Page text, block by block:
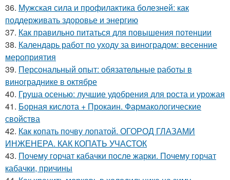
36. Мужская сила и профилактика болезней: как
поддерживать здоровье и энергию
37. Как правильно питаться для повышения потенции
38. Календарь работ по уходу за виноградом: весенние
мероприятия
39. Персональный опыт: обязательные работы в
винограднике в октябре
40. Груша осенью: лучшие удобрения для роста и урожая
41. Борная кислота + Прокаин. Фармакологические
свойства
42. Как копать почву лопатой. ОГОРОД ГЛАЗАМИ
ИНЖЕНЕРА. КАК КОПАТЬ УЧАСТОК
43. Почему горчат кабачки после жарки. Почему горчат
кабачки, причины